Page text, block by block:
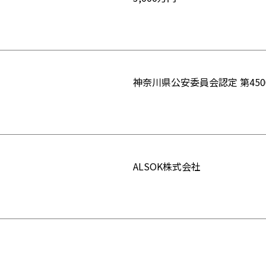
神奈川県公安委員会認定 第
ALSOK株式会社